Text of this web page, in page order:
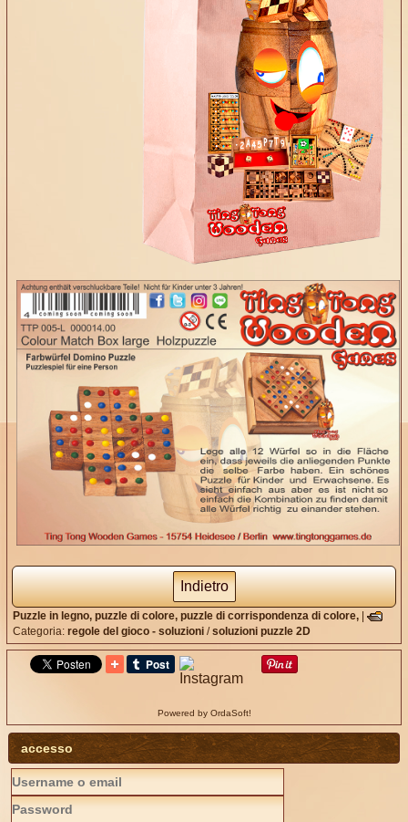
Indietro
Puzzle in legno,puzzle di colore,puzzle di corrispondenza di colore, |
Categoria:regole del gioco - soluzioni /soluzioni puzzle 2D
Powered by OrdaSoft!
accesso